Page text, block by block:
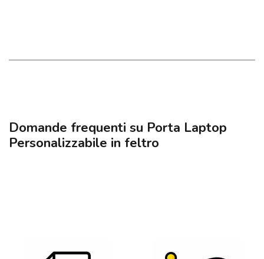
Domande frequenti su Porta Laptop
Personalizzabile in feltro